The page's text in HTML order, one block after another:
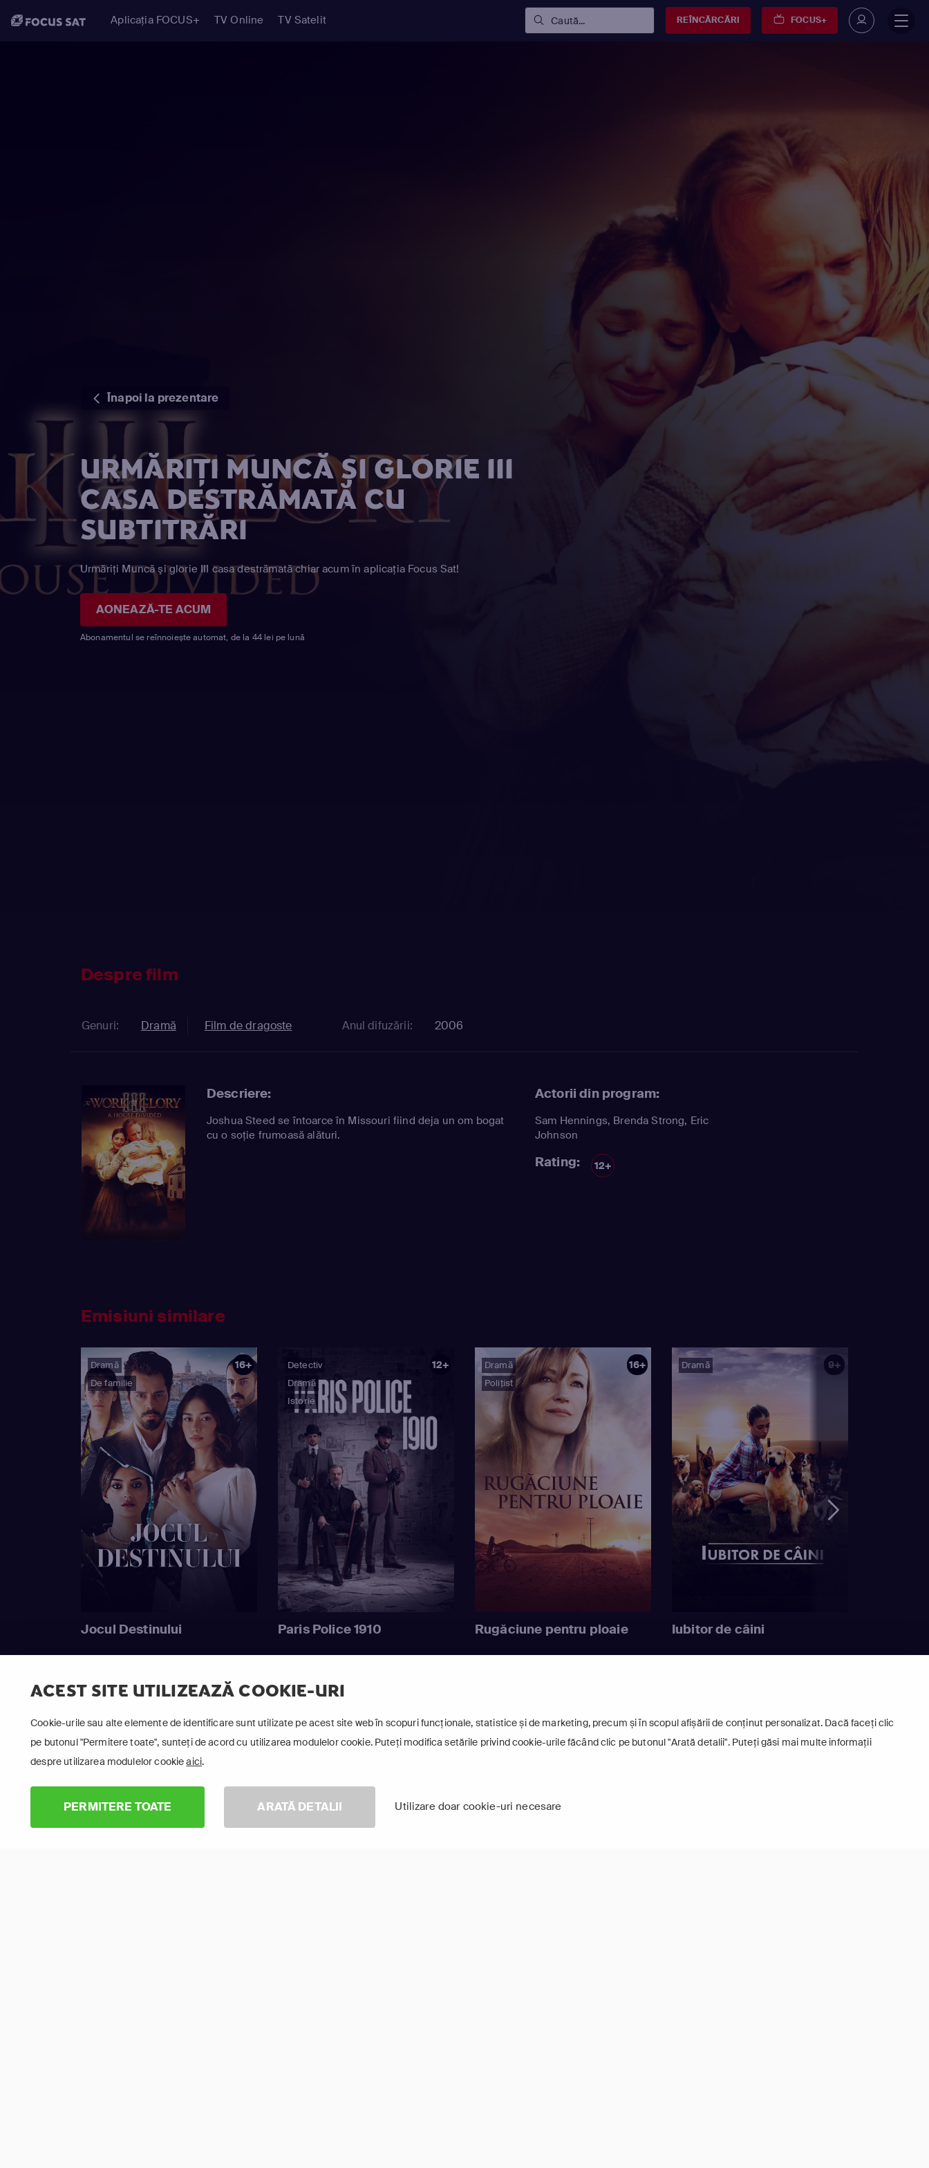
ACEST SITE UTILIZEAZĂ COOKIE-URI
Cookie-urile sau alte elemente de identificare sunt utilizate pe acest site web în scopuri funcționale, statistice și de marketing, precum și în scopul afișării de conținut personalizat. Dacă faceți clic
pe butonul "Permitere toate", sunteți de acord cu utilizarea modulelor cookie. Puteți modifica setările privind cookie-urile făcând clic pe butonul "Arată detalii". Puteți găsi mai multe informații
despre utilizarea modulelor cookieaici.
PERMITERE TOATE ARATĂ DETALII Utilizare doar cookie-uri necesare
Aplicația FOCUS+ TV Online TV Satelit Caută... REÎNCĂRCĂRI FOCUS+
Înapoi la prezentare
URMĂRIȚI MUNCĂ ŞI GLORIE III
CASA DESTRĂMATĂ CU
SUBTITRĂRI
Urmăriți Muncă şi glorie III casa destrămată chiar acum în aplicația Focus Sat!
AONEAZĂ-TE ACUM
Abonamentul se reînnoiește automat, de la 44 lei pe lună
Despre film
Genuri: Dramă Film de dragoste Anul difuzării: 2006
Descriere:
Joshua Steed se întoarce în Missouri fiind deja un om bogat
cu o soţie frumoasă alături.
Actorii din program:
Sam Hennings, Brenda Strong, Eric
Johnson
Rating: 12+
Emisiuni similare
Dramă
De familie
16+
Jocul Destinului
Detectiv
Dramă
Istorie
12+
Paris Police 1910
Dramă
Polițist
16+
Rugăciune pentru ploaie
Dramă 9+
Iubitor de câini
TV Online în aplicația FOCUS+